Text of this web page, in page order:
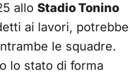
allo Stadio Tonino
ai lavori, potrebbe
le squadre.
lo stato di forma